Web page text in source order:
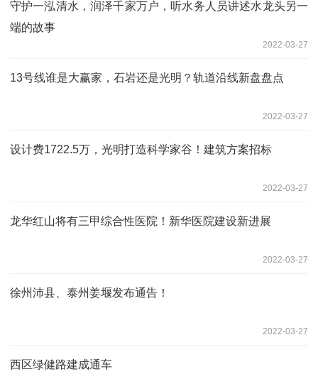
守护一泓清水，润泽千家万户，听水务人员讲述水龙头另一
端的故事
2022-03-27
13号线谁是大赢家，石岩还是光明？轨道沿线新盘盘点
2022-03-27
设计费1722.5万，光明打造科学家谷！建筑方案招标
2022-03-27
龙华红山将有三甲综合性医院！新华医院建设新进展
2022-03-27
徐州沛县、泰州姜堰发布通告！
2022-03-27
西区绿健路建成通车